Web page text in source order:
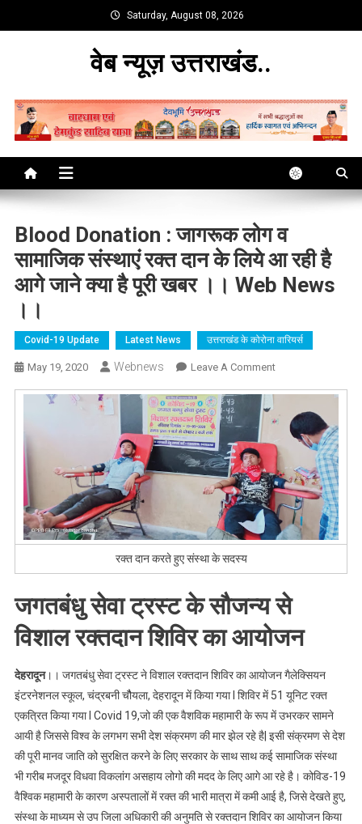
to
Saturday, August 08, 2026
वेब न्यूज़ उत्तराखंड..
Blood Donation : जागरूक लोग व
सामाजिक संस्थाएं रक्त दान के लिये आ रही है
आगे जाने क्या है पूरी खबर ।। Web News
।।
Covid-19 Update Latest News उत्तराखंड के कोरोना वारियर्स
May 19, 2020 Webnews Leave A CommentOn
:
जागरूक
लोग
व
सामाजिक
संस्थाएं
रक्त
के
लिये
आ
है
जाने
क्या
है
पूरी
खबर
।।
Web
News
रक्त दान करते हुए संस्था के सदस्य
जगतबंधु सेवा ट्रस्ट के सौजन्य से
विशाल रक्तदान शिविर का आयोजन
देहरादून।। जगतबंधु सेवा ट्रस्ट ने विशाल रक्तदान शिविर का आयोजन गैलेक्सियन
इंटरनेशनल स्कूल, चंद्रबनी चौैयला, देहरादून में किया गया l शिविर में 51 यूनिट रक्त
एकत्रित किया गया l Covid 19,जो की एक वैशविक महामारी के रूप में उभरकर सामने
आयी है जिससे विश्व के लगभग सभी देश संक्रमण की मार झेल रहे है| इसी संक्रमण से देश
की पूरी मानव जाति को सुरक्षित करने के लिए सरकार के साथ साथ कई सामाजिक संस्था
भी गरीब मजदूर विधवा विकलांग असहाय लोगो की मदद के लिए आगे आ रहे है। कोविड-19
वैश्विक महामारी के कारण अस्पतालों में रक्त की भारी मात्रा में कमी आई है, जिसे देखते हुए,
संस्था के माध्यम से उप जिला अधिकारी की अनुमति से रक्तदान शिविर का आयोजन किया